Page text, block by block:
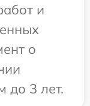
и
о
до 3 лет.